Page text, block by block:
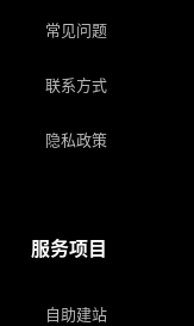
常见问题
联系方式
隐私政策
服务项目
自助建站